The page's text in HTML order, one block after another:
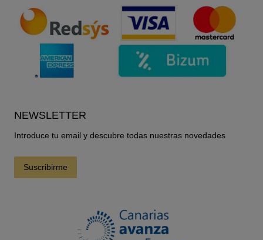
NEWSLETTER
Introduce tu email y descubre todas nuestras novedades
Suscribirme